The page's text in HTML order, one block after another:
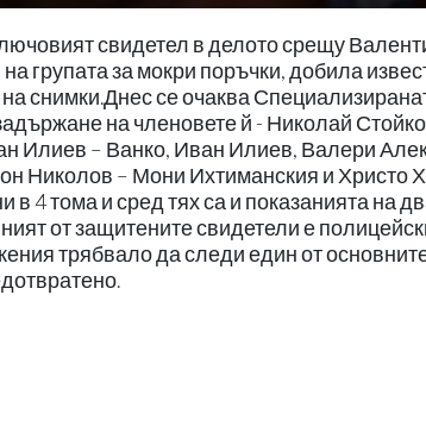
свидетел в делото срещу
групата за мокри поръчки, добила
снимки.Днес се очаква
на членовете й - Николай
Илиев – Ванко, Иван Илиев, Валери
Николов – Мони Ихтиманския и Христо
в 4 тома и сред тях са и показанията на
от защитените свидетели е
трябвало да следи един от